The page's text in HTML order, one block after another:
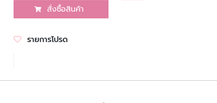
สั่งซื้อสินค้า
รายการโปรด